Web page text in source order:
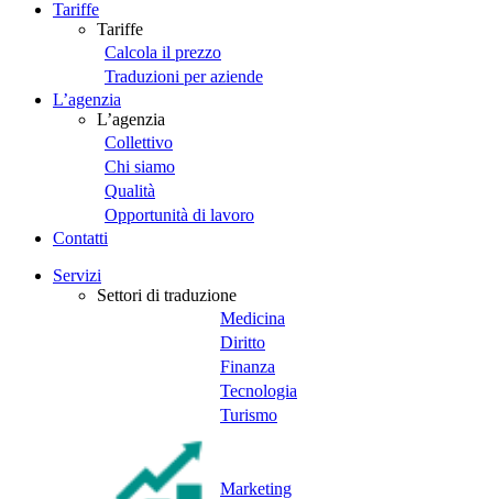
Tariffe
Tariffe
Calcola il prezzo
Traduzioni per aziende
L’agenzia
L’agenzia
Collettivo
Chi siamo
Qualità
Opportunità di lavoro
Contatti
Servizi
Settori di traduzione
Medicina
Diritto
Finanza
Tecnologia
Turismo
Marketing